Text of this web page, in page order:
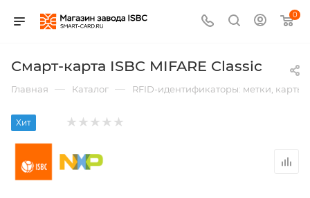
0
Смарт-карта ISBC MIFARE Classic
Главная — Каталог — RFID-идентификаторы: метки,
Хит